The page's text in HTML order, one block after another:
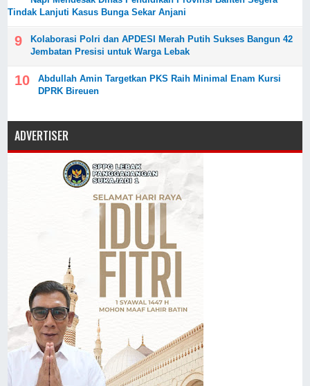
Tindak Lanjuti Kasus Bunga Sekar Anjani
Kolaborasi Polri dan APDESI Merah Putih Sukses Bangun 42
Jembatan Presisi untuk Warga Lebak
Abdullah Amin Targetkan PKS Raih Minimal Enam Kursi
DPRK Bireuen
ADVERTISER